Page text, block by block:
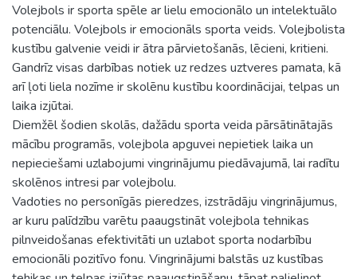
Volejbols ir sporta spēle ar lielu emocionālo un intelektuālo
potenciālu. Volejbols ir emocionāls sporta veids. Volejbolista
kustību galvenie veidi ir ātra pārvietošanās, lēcieni, kritieni.
Gandrīz visas darbības notiek uz redzes uztveres pamata, kā
arī ļoti liela nozīme ir skolēnu kustību koordinācijai, telpas un
laika izjūtai.
Diemžēl šodien skolās, dažādu sporta veida pārsātinātajās
mācību programās, volejbola apguvei nepietiek laika un
nepieciešami uzlabojumi vingrinājumu piedāvajumā, lai radītu
skolēnos intresi par volejbolu.
Vadoties no personīgās pieredzes, izstrādāju vingrinājumus,
ar kuru palīdzību varētu paaugstināt volejbola tehnikas
pilnveidošanas efektivitāti un uzlabot sporta nodarbību
emocionāli pozitīvo fonu. Vingrinājumi balstās uz kustības